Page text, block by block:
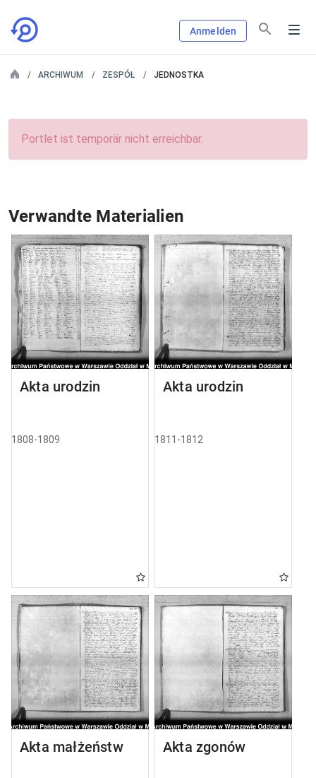
Anmelden
ARCHIWUM ZESPÓŁ JEDNOSTKA
Portlet ist temporär nicht erreichbar.
Verwandte Materialien
Akta urodzin
1808-1809
Akta urodzin
1811-1812
Akta małżeństw Akta zgonów